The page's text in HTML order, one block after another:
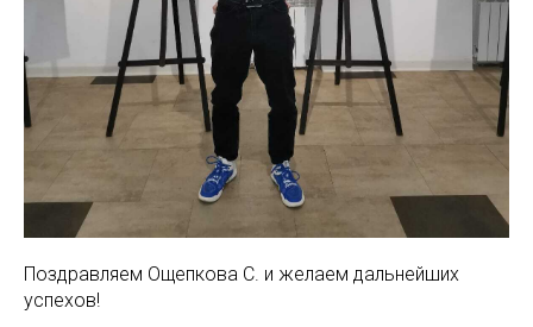
Поздравляем Ощепкова С. и желаем дальнейших
успехов!